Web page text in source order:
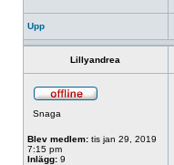
Upp
Lillyandrea
Snaga
Blev medlem: tis jan 29, 2019
7:15 pm
Inlägg: 9